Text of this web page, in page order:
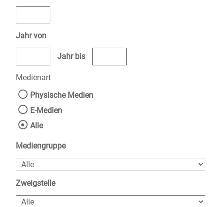
Jahr von
Medien anzeigen, die nach dem Jahr veröffentlicht wurden
Jahr bis
Medienart
Physische Medien
E-Medien
Alle
Mediengruppe
Zweigstelle